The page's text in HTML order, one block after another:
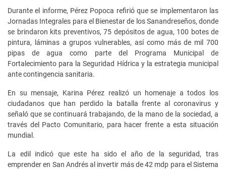
Durante el informe, Pérez Popoca refirió que se implementaron las
Jornadas Integrales para el Bienestar de los Sanandreseños, donde
se brindaron kits preventivos, 75 depósitos de agua, 100 botes de
pintura, láminas a grupos vulnerables, así como más de mil 700
pipas de agua como parte del Programa Municipal de
Fortalecimiento para la Seguridad Hídrica y la estrategia municipal
ante contingencia sanitaria.
En su mensaje, Karina Pérez realizó un homenaje a todos los
ciudadanos que han perdido la batalla frente al coronavirus y
señaló que se continuará trabajando, de la mano de la sociedad, a
través del Pacto Comunitario, para hacer frente a esta situación
mundial.
La edil indicó que este ha sido el año de la seguridad, tras
emprender en San Andrés al invertir más de 42 mdp para el Sistema